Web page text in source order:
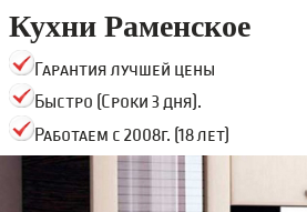
Кухни Раменское
Гарантия лучшей цены
Быстро (Сроки 3 дня).
Работаем с 2008г. (18 лет)